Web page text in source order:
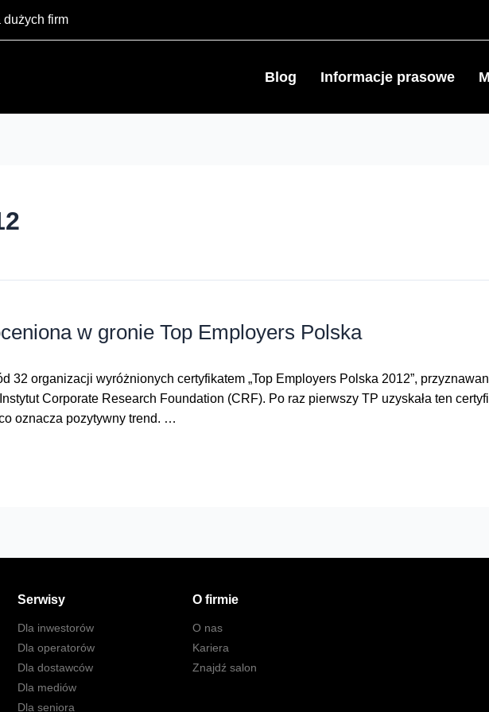
dużych firm
Blog Informacje prasowe
w gronie Top Employers Polska
32 organizacji wyróżnionych certyfikatem „Top Employers Polska 2012”,
Corporate Research Foundation (CRF). Po raz pierwszy TP uzyskała ten
oznacza pozytywny trend. …
Serwisy
Dla inwestorów
Dla operatorów
Dla dostawców
Dla mediów
Dla seniora
O firmie
O nas
Kariera
Znajdź salon